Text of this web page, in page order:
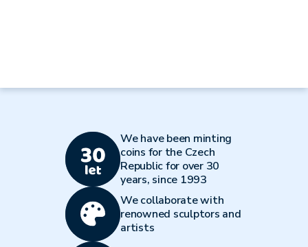
We have been minting
coins for the Czech
Republic for over 30
years, since 1993
We collaborate with
renowned sculptors and
artists